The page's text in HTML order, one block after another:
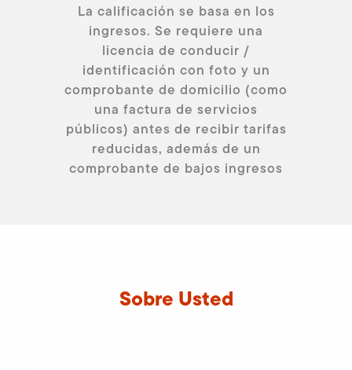
La calificación se basa en los
ingresos. Se requiere una
licencia de conducir /
identificación con foto y un
comprobante de domicilio (como
una factura de servicios
públicos) antes de recibir tarifas
reducidas, además de un
comprobante de bajos ingresos
Sobre Usted